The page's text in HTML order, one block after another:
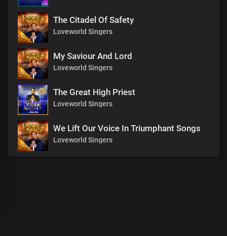
The Citadel Of Safety
Loveworld Singers
My Saviour And Lord
Loveworld Singers
The Great High Priest
Loveworld Singers
We Lift Our Voice In Triumphant Songs
Loveworld Singers